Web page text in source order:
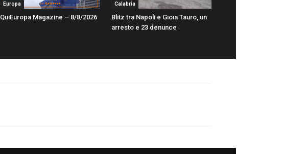
Europa
QuiEuropa Magazine – 8/8/2026
Calabria
Blitz tra Napoli e Gioia Tauro, un
arresto e 23 denunce